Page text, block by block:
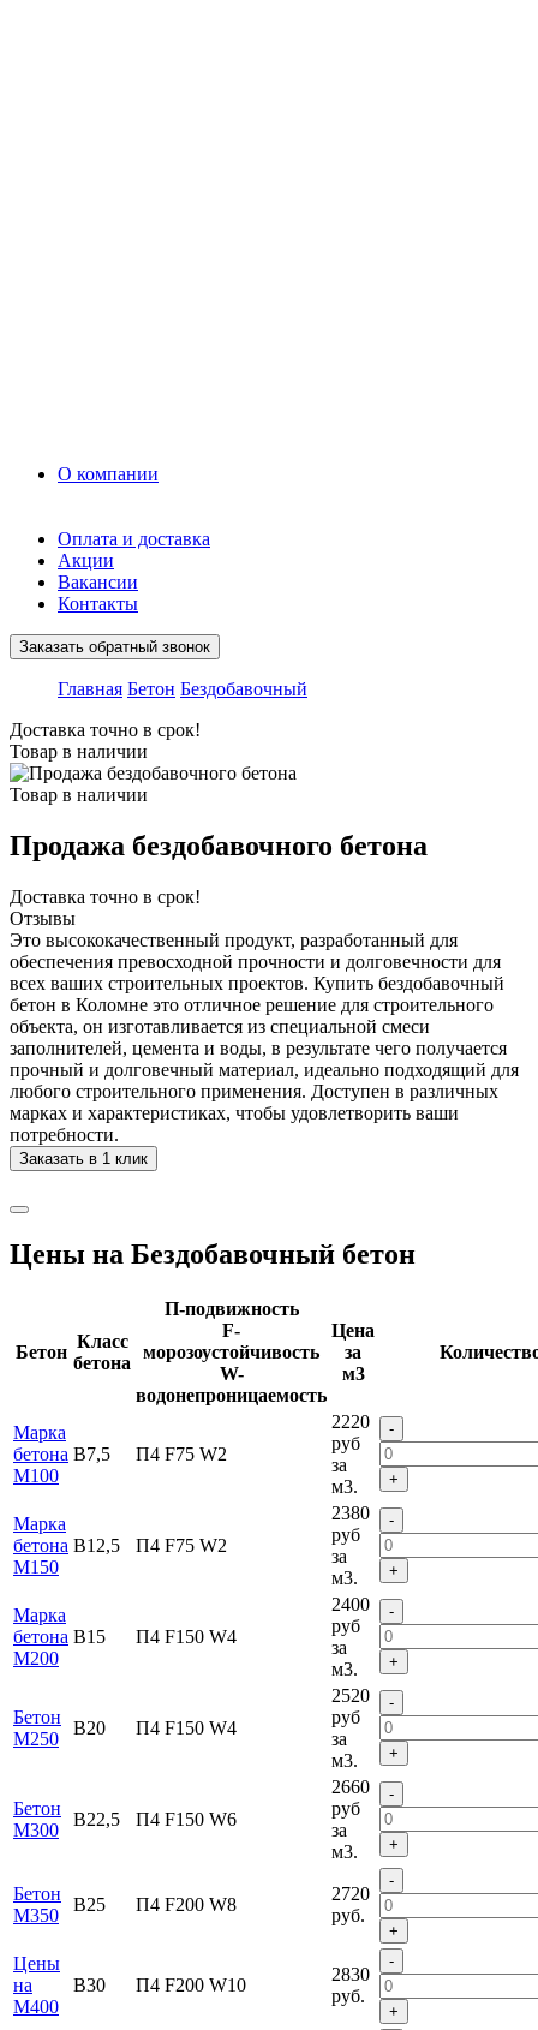
О компании
Оплата и доставка
Акции
Вакансии
Контакты
Заказать обратный звонок
Главная Бетон Бездобавочный
Доставка точно в срок!
Товар в наличии
Товар в наличии
Продажа бездобавочного бетона
Доставка точно в срок!
Отзывы
Это высококачественный продукт, разработанный для
обеспечения превосходной прочности и долговечности для
всех ваших строительных проектов. Купить бездобавочный
бетон в Коломне это отличное решение для строительного
объекта, он изготавливается из специальной смеси
заполнителей, цемента и воды, в результате чего получается
прочный и долговечный материал, идеально подходящий для
любого строительного применения. Доступен в различных
марках и характеристиках, чтобы удовлетворить ваши
потребности.
Заказать в 1 клик
Цены на Бездобавочный бетон
Бетон
Класс
бетона
П-подвижность
F-
морозоустойчивость
W-
водонепроницаемость
Цена
за
м3
Марка
бетона
М100
В7,5 П4 F75 W2
2220
руб
за
м3.
-
+
Марка
бетона
М150
В12,5 П4 F75 W2
2380
руб
за
м3.
-
+
Марка
бетона
M200
В15 П4 F150 W4
2400
руб
за
м3.
-
+
Бетон
М250
В20 П4 F150 W4
2520
руб
за
м3.
-
+
Бетон
М300
В22,5 П4 F150 W6
2660
руб
за
м3.
-
+
Бетон
М350
В25 П4 F200 W8
2720
руб.
-
+
Цены
на
М400
В30 П4 F200 W10
2830
руб.
-
+